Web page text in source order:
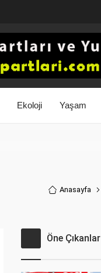
Ekoloji Yaşam
Anasayfa
Öne Çıkanlar